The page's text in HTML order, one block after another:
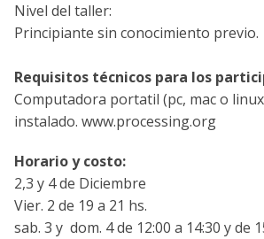
Nivel del taller:
Principiante sin conocimiento previo.
Requisitos técnicos para los
Computadora portatil (pc, mac o
instalado. www.processing.org
Horario y costo:
2,3 y 4 de Diciembre
Vier. 2 de 19 a 21 hs.
sab. 3 y dom. 4 de 12:00 a 14:30 y de